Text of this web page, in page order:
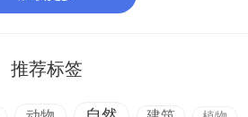
推荐标签